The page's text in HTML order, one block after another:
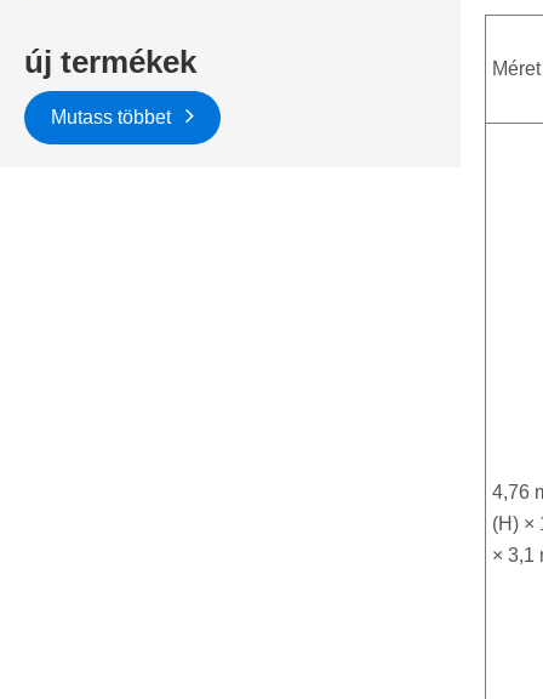
új termékek
Mutass többet
Méret
4,76
(H) ×
× 3,1